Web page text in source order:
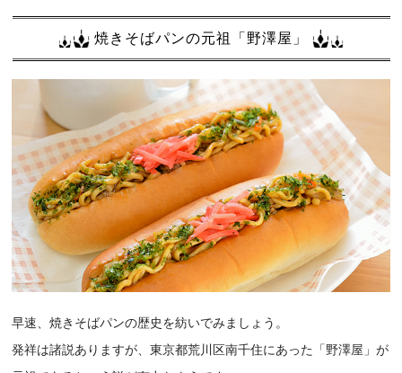
焼きそばパンの元祖「野澤屋」
早速、焼きそばパンの歴史を紡いでみましょう。
発祥は諸説ありますが、東京都荒川区南千住にあった「野澤屋」が